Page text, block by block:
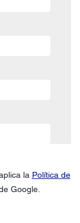
la Política de
Google.